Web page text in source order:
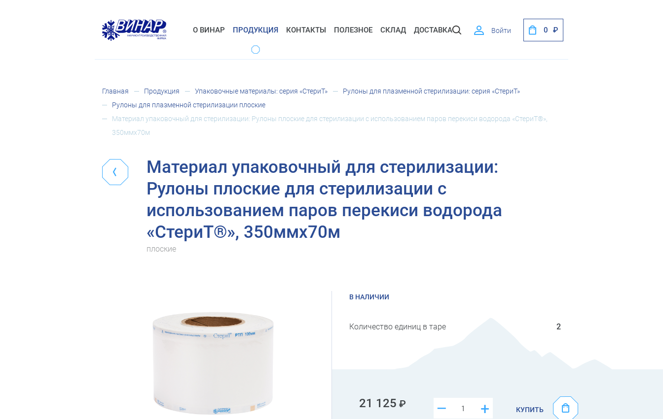
О ВИНАР ПРОДУКЦИЯ КОНТАКТЫ ПОЛЕЗНОЕ СКЛАД ДОСТАВКА Войти 0
Главная Продукция Упаковочные материалы: серия «СтериТ»
Рулоны для плазменной стерилизации: серия «СтериТ»
Рулоны для плазменной стерилизации плоские
Материал упаковочный для стерилизации: Рулоны плоские для стерилизации с использованием паров перекиси водорода «СтериТ®»,
350ммх70м
Материал упаковочный для стерилизации:
Рулоны плоские для стерилизации с
использованием паров перекиси водорода
«СтериТ®», 350ммх70м
плоские
В НАЛИЧИИ
Количество единиц в таре 2
21 125 +
– КУПИТЬ